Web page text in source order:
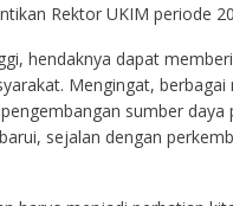
Rektor UKIM periode
hendaknya dapat
Mengingat,
sumber
sejalan dengan